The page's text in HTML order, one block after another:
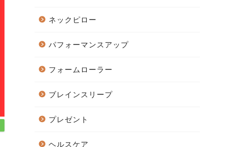
ネックピロー
パフォーマンスアップ
フォームローラー
ブレインスリープ
プレゼント
ヘルスケア